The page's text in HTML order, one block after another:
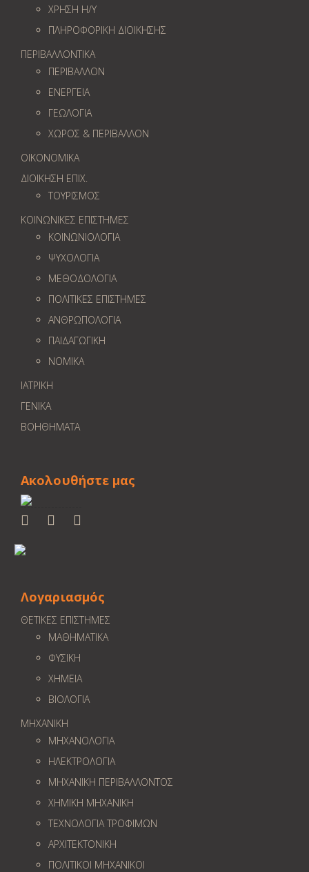
ΧΡΗΣΗ Η/Υ
ΠΛΗΡΟΦΟΡΙΚΗ ΔΙΟΙΚΗΣΗΣ
ΠΕΡΙΒΑΛΛΟΝΤΙΚΑ
ΠΕΡΙΒΑΛΛΟΝ
ΕΝΕΡΓΕΙΑ
ΓΕΩΛOΓΙΑ
ΧΩΡΟΣ & ΠΕΡΙΒΑΛΛΟΝ
ΟΙΚΟΝΟΜΙΚΑ
ΔΙΟΙΚΗΣΗ ΕΠΙΧ.
ΤΟΥΡΙΣΜΟΣ
ΚΟΙΝΩΝΙΚΕΣ ΕΠΙΣΤΗΜΕΣ
ΚΟΙΝΩΝΙΟΛΟΓΙΑ
ΨΥΧΟΛΟΓΙΑ
ΜΕΘΟΔΟΛΟΓΙΑ
ΠΟΛΙΤΙΚΕΣ ΕΠΙΣΤΗΜΕΣ
ΑΝΘΡΩΠΟΛΟΓΙΑ
ΠΑΙΔΑΓΩΓΙΚΗ
ΝΟΜΙΚΑ
ΙΑΤΡΙΚΗ
ΓΕΝΙΚΑ
ΒΟΗΘΗΜΑΤΑ
Ακολουθήστε μας
Λογαριασμός
ΘΕΤΙΚΕΣ ΕΠΙΣΤΗΜΕΣ
ΜΑΘΗΜΑΤΙΚΑ
ΦΥΣΙΚΗ
ΧΗΜΕΙΑ
ΒΙΟΛΟΓΙΑ
ΜΗΧΑΝΙΚΗ
ΜΗΧΑΝΟΛΟΓΙΑ
ΗΛΕΚΤΡΟΛΟΓΙΑ
ΜΗΧΑΝΙΚΗ ΠΕΡΙΒΑΛΛΟΝΤΟΣ
ΧΗΜΙΚΗ ΜΗΧΑΝΙΚΗ
ΤΕΧΝΟΛΟΓΙΑ ΤΡΟΦΙΜΩΝ
ΑΡΧΙΤΕΚΤΟΝΙΚΗ
ΠΟΛΙΤΙΚΟΙ ΜΗΧΑΝΙΚΟΙ